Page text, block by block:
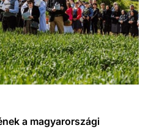
a magyarországi